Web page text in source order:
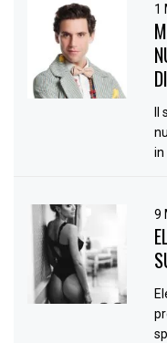
1
in
9